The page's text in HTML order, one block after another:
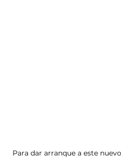
Para dar arranque a este